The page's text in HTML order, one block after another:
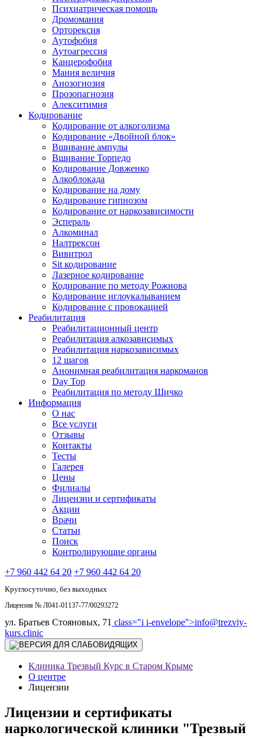
Психиатрическая помощь
Дромомания
Орторексия
Аутофобия
Аутоагрессия
Канцерофобия
Мания величия
Анозогнозия
Прозопагнозия
Алекситимия
Кодирование
Кодирование от алкоголизма
Кодирование «Двойной блок»
Вшивание ампулы
Вшивание Торпедо
Кодирование Довженко
Алкоблокада
Кодирование на дому
Кодирование гипнозом
Кодирование от наркозависимости
Эспераль
Алкоминал
Налтрексон
Вивитрол
Sit кодирование
Лазерное кодирование
Кодирование по методу Рожнова
Кодирование иглоукалыванием
Кодирование с провокацией
Реабилитация
Реабилитационный центр
Реабилитация алкозависимых
Реабилитация наркозависимых
12 шагов
Анонимная реабилитация наркоманов
Day Top
Реабилитация по методу Шичко
Информация
О нас
Все услуги
Отзывы
Контакты
Тесты
Галерея
Цены
Филиалы
Лицензии и сертификаты
Акции
Врачи
Статьи
Поиск
Контролирующие органы
+7 960 442 64 20 +7 960 442 64 20
Круглосуточно, без выходных
Лицензия № Л041-01137-77/00293272
ул. Братьев Стояновых, 71 class="i i-envelope">info@trezviy-
kurs.clinic
Клиника Трезвый Курс в Старом Крыме
О центре
Лицензии
Лицензии и сертификаты
наркологической клиники "Трезвый